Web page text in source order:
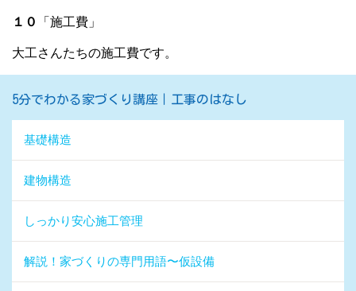
１０ 「施工費」
大工さんたちの施工費です。
5分でわかる家づくり講座｜工事のはなし
基礎構造
建物構造
しっかり安心施工管理
解説！家づくりの専門用語〜仮設備